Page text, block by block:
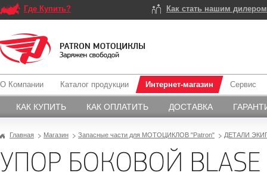
Где Купить? Как стать нашим
О Компании Каталог продукции Интернет-магазин
КАК КУПИТЬ КАК ОПЛАТИТЬ ДОСТАВКА
Сервис
Главная Магазин Запасные части для МОТОЦИКЛОВ "Patron" ДЕТАЛИ
УПОР БОКОВОЙ